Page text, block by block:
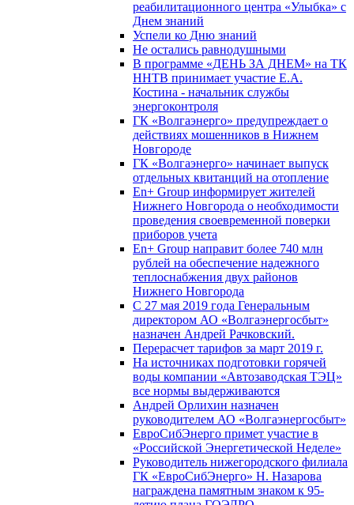
реабилитационного центра «Улыбка» с
Днем знаний
Успели ко Дню знаний
Не остались равнодушными
В программе «ДЕНЬ ЗА ДНЕМ» на ТК
ННТВ принимает участие Е.А.
Костина - начальник службы
энергоконтроля
ГК «Волгаэнерго» предупреждает о
действиях мошенников в Нижнем
Новгороде
ГК «Волгаэнерго» начинает выпуск
отдельных квитанций на отопление
En+ Group информирует жителей
Нижнего Новгорода о необходимости
проведения своевременной поверки
приборов учета
En+ Group направит более 740 млн
рублей на обеспечение надежного
теплоснабжения двух районов
Нижнего Новгорода
С 27 мая 2019 года Генеральным
директором АО «Волгаэнергосбыт»
назначен Андрей Рачковский.
Перерасчет тарифов за март 2019 г.
На источниках подготовки горячей
воды компании «Автозаводская ТЭЦ»
все нормы выдерживаются
Андрей Орлихин назначен
руководителем АО «Волгаэнергосбыт»
ЕвроСибЭнерго примет участие в
«Российской Энергетической Неделе»
Руководитель нижегородского филиала
ГК «ЕвроСибЭнерго» Н. Назарова
награждена памятным знаком к 95-